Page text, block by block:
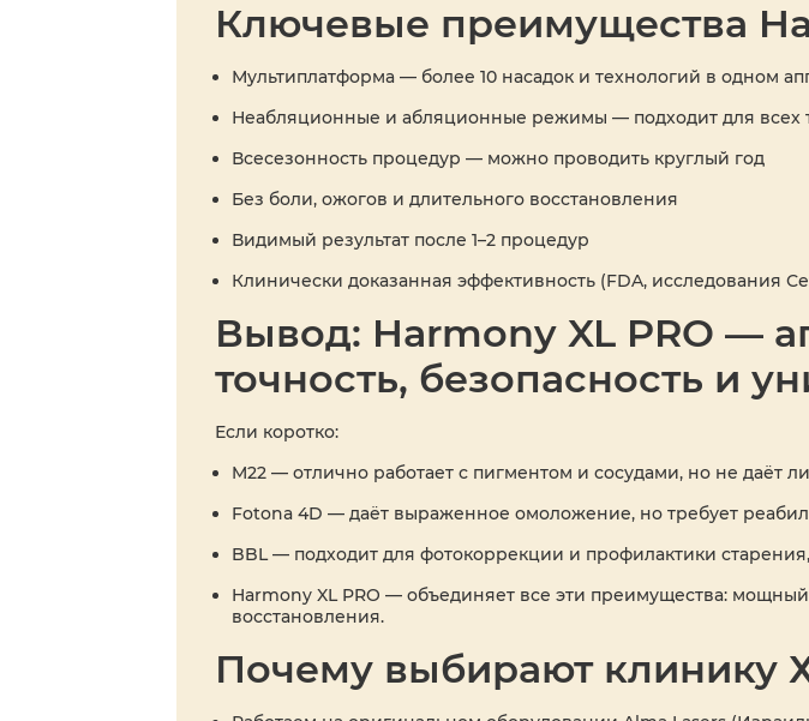
Ключевые преимущества
Мультиплатформа — более 10 насадок и технологий в одном
Неабляционные и абляционные режимы — подходит для всех
Всесезонность процедур — можно проводить круглый год
Без боли, ожогов и длительного восстановления
Видимый результат после 1–2 процедур
Клинически доказанная эффективность (FDA, исследования
Вывод: Harmony XL PRO —
точность, безопасность и
Если коротко:
M22 — отлично работает с пигментом и сосудами, но не даёт
Fotona 4D — даёт выраженное омоложение, но требует
BBL — подходит для фотокоррекции и профилактики
Harmony XL PRO — объединяет все эти преимущества:
восстановления.
Почему выбирают клинику